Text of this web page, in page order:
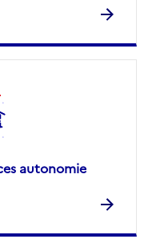
autonomie